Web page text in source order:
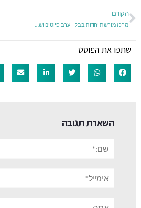
הקודם
שתפו את הפוסט
השארת תגובה